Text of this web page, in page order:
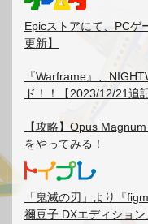
Epicストアにて、PCゲ
更新】
『Warframe』、
ド！！【2023/12/21追記
【攻略】Opus
をやってみる！
「鬼滅の刃」より『
禰豆子 DXエディション